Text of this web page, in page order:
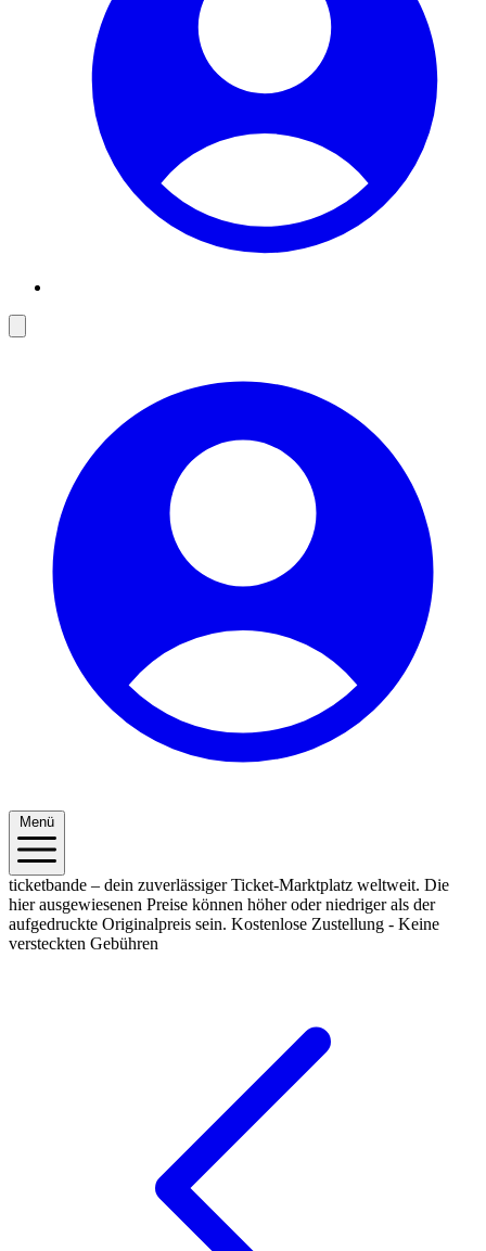
Menü
ticketbande – dein zuverlässiger Ticket-Marktplatz weltweit. Die
hier ausgewiesenen Preise können höher oder niedriger als der
aufgedruckte Originalpreis sein. Kostenlose Zustellung - Keine
versteckten Gebühren